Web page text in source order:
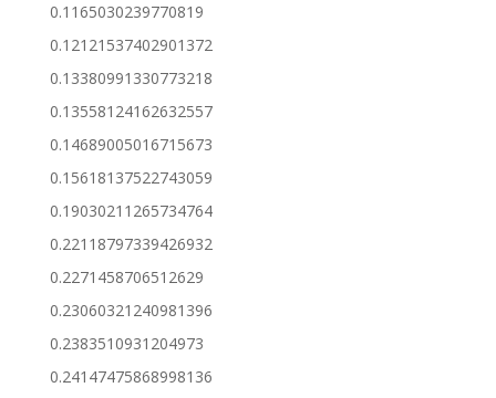
0.1165030239770819
0.12121537402901372
0.13380991330773218
0.13558124162632557
0.14689005016715673
0.15618137522743059
0.19030211265734764
0.22118797339426932
0.2271458706512629
0.23060321240981396
0.2383510931204973
0.24147475868998136